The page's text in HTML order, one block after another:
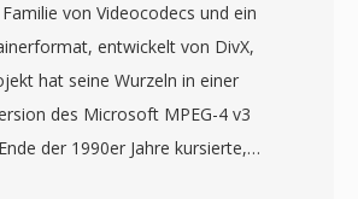
Format unterstützt erweiterte
High-Profile-H.264-Kodierung,
Audio und zeitgesteürten Text
und Beschriftungen. F4V stellte
von Videocodecs und ein
entwickelt von DivX,
hat seine Wurzeln in einer
des Microsoft MPEG-4 v3
der 1990er Jahre kursierte,
DivX-Codec startete im